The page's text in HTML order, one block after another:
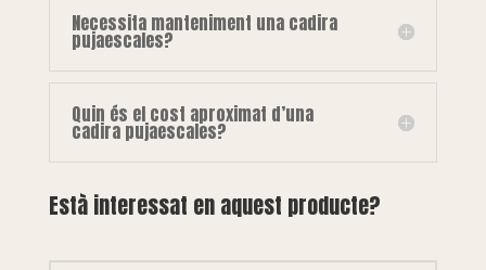
Necessita manteniment una cadira
pujaescales?
Quin és el cost aproximat d’una
cadira pujaescales?
Està interessat en aquest producte?